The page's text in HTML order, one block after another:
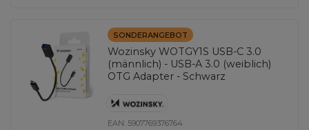
SONDERANGEBOT
Wozinsky WOTGY1S USB-C 3.0
(männlich) - USB-A 3.0 (weiblich)
OTG Adapter - Schwarz
EAN: 5907769376764